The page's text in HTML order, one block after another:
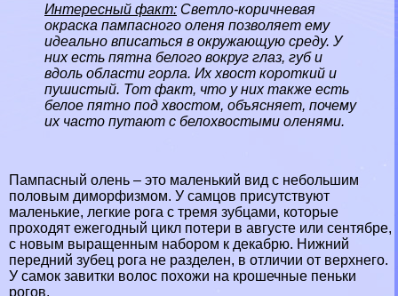
Интересный факт: Светло-коричневая
окраска пампасного оленя позволяет ему
идеально вписаться в окружающую среду. У
них есть пятна белого вокруг глаз, губ и
вдоль области горла. Их хвост короткий и
пушистый. Тот факт, что у них также есть
белое пятно под хвостом, объясняет, почему
их часто путают с белохвостыми оленями.
Пампасный олень – это маленький вид с небольшим
пoлoвым диморфизмом. У самцов присутствуют
маленькие, легкие рога с тремя зубцами, которые
проходят ежегодный цикл потери в августе или сентябре,
с новым выращенным набором к декабрю. Нижний
передний зубец рога не разделен, в отличии от верхнего.
У самок завитки волос похожи на крошечные пеньки
рогов.